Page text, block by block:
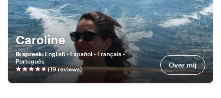
Caroline
Ik spreek:English • Español • Français •
Português
(19reviews) Over mij